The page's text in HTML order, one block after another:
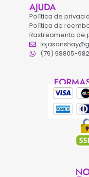
AJUDA
Política de
Política de
Rastreamento de
(79) 98805-